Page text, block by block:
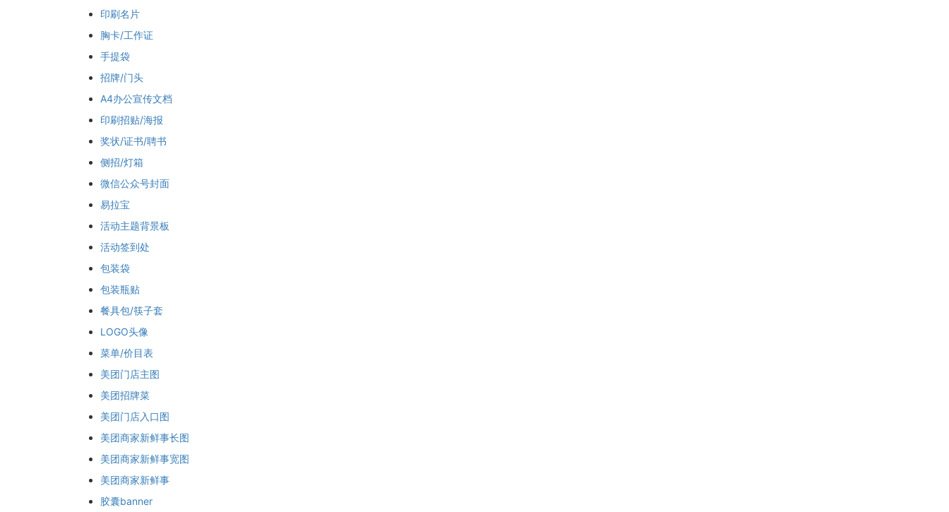
印刷名片
胸卡/工作证
手提袋
招牌/门头
A4办公宣传文档
印刷招贴/海报
奖状/证书/聘书
侧招/灯箱
微信公众号封面
易拉宝
活动主题背景板
活动签到处
包装袋
包装瓶贴
餐具包/筷子套
LOGO头像
菜单/价目表
美团门店主图
美团招牌菜
美团门店入口图
美团商家新鲜事长图
美团商家新鲜事宽图
美团商家新鲜事
胶囊banner